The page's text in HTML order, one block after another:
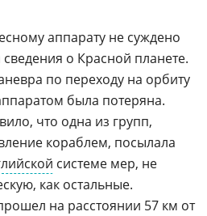
аппарату не суждено
о Красной планете.
по переходу на орбиту
была потеряна.
что одна из групп,
кораблем, посылала
системе мер, не
как остальные.
на расстоянии 57 км от